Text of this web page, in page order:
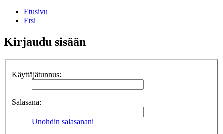
Etusivu
Etsi
Kirjaudu sisään
Käyttäjätunnus:
Salasana:
Unohdin salasanani